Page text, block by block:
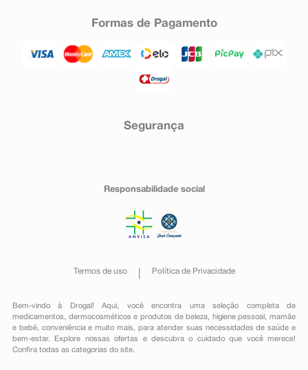
Formas de Pagamento
Segurança
Responsabilidade social
Termos de uso Política de Privacidade
Bem-vindo à Drogal! Aqui, você encontra uma seleção completa de
medicamentos , dermocosméticos e produtos de beleza, higiene pessoal ,mamãe
e bebê, conveniênciae muito mais, para atender suas necessidades de saúde e
bem-estar. Explore nossas ofertas e descubra o cuidado que você merece!
Confira todas as categorias do site.